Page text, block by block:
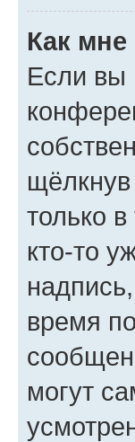
Как
Если вы
щёлкнув
только
кто-то
время
могут